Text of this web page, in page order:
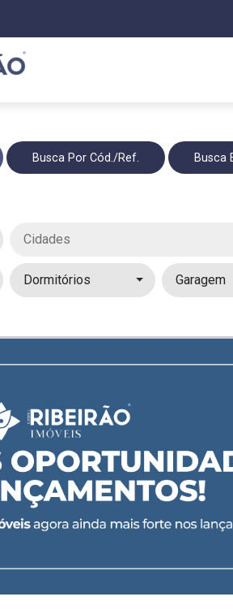
Busca Por Cód./Ref. Busca
Cidades
Dormitórios Garagem